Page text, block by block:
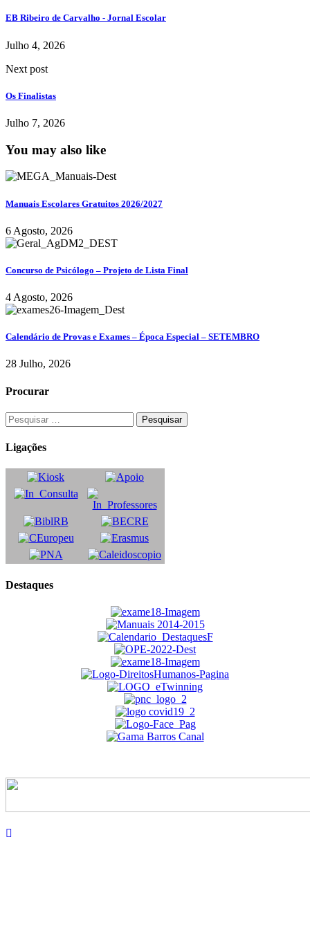
EB Ribeiro de Carvalho - Jornal Escolar
Julho 4, 2026
Next post
Os Finalistas
Julho 7, 2026
You may also like
Manuais Escolares Gratuitos 2026/2027
6 Agosto, 2026
Concurso de Psicólogo – Projeto de Lista Final
4 Agosto, 2026
Calendário de Provas e Exames – Época Especial – SETEMBRO
28 Julho, 2026
Procurar
Ligações
Destaques